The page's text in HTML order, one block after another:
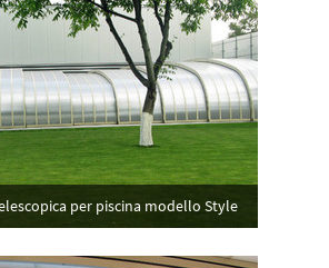
per piscina modello Style